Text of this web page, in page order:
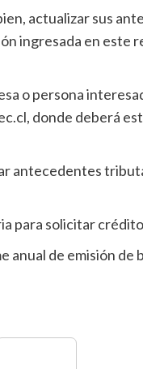
actualizar sus
ingresada en este
o persona
donde deberá
antecedentes
para solicitar
anual de emisión de